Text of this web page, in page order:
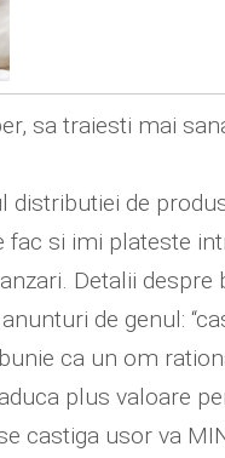
sa traiesti mai
de
si imi plateste
Detalii
de genul:
ca un om
plus valoare
castiga usor va